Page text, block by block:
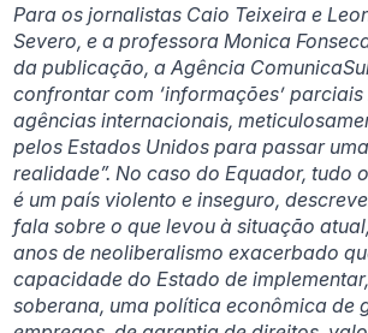
Para os jornalistas Caio Teixeira e
Severo, e a professora Monica
da publicação, a Agência
confrontar com ‘informações’
agências internacionais,
pelos Estados Unidos para passar
realidade”. No caso do Equador, tudo
é um país violento e inseguro,
fala sobre o que levou à situação
anos de neoliberalismo exacerbado
capacidade do Estado de
soberana, uma política econômica de